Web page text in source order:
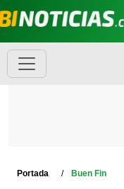
Portada Buen Fin